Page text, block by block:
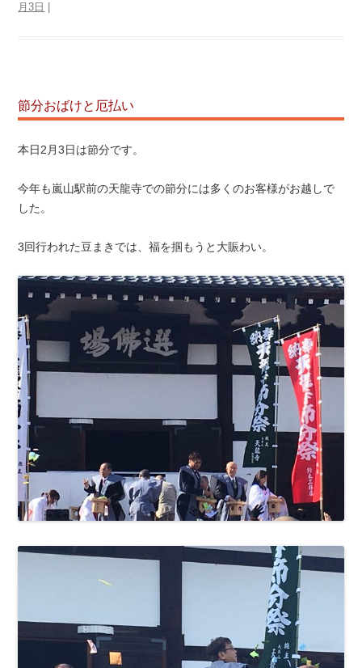
月3日
節分おばけと厄払い
本日2月3日は節分です。
今年も嵐山駅前の天龍寺での節分には多くのお客様がお越しで
した。
3回行われた豆まきでは、福を掴もうと大賑わい。